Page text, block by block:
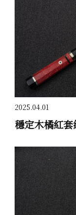
2025.04.01
穩定木橘紅套